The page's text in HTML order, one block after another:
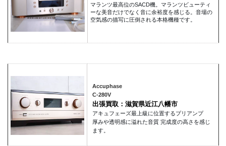
マランツ最高位のSACD機。マランツビューティ
ーな美音だけでなく音に余裕度を感じる。音場の
空気感の描写に圧倒される本格機種です。
Accuphase
C-280V
出張買取：滋賀県近江八幡市
アキュフェーズ最上級に位置するプリアンプ
厚みや透明感に溢れた音質 完成度の高さを感じ
ます。